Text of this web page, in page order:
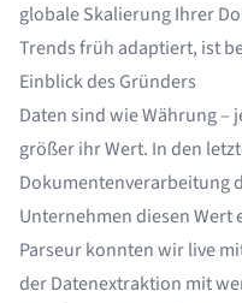
globale Skalierung Ihrer
Trends früh adaptiert, ist
Einblick des Gründers
Daten sind wie Währung –
größer ihr Wert. In den
Dokumentenverarbeitung
Unternehmen diesen
Parseur konnten wir live
der Datenextraktion mit